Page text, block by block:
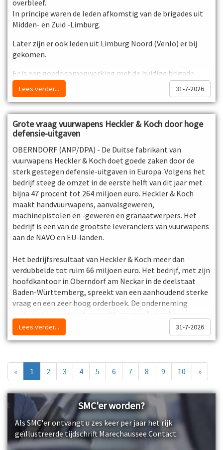
overbleef.
In principe waren de leden afkomstig van de brigades uit
Midden- en Zuid -Limburg.
Later zijn er ook leden uit Limburg Noord (Venlo) er bij
gekomen.
Er is een goede samenwerking met de huidige brigade
Limburg en met name de BC en BA zijn voor ons vaste
aanspreek punten.
- De reünie wordt gehouden op de brigade Limburg.
Datum: zaterdag 5 september 2026
Adres: Vliegveldweg 52, 6199 AD Maastricht Airport.
Opgave kan tot en met 01-08-2026 bij:
jheus1958@gmail.com
Bron: John Heus
Lees verder... 31-7-2026
Grote vraag vuurwapens Heckler & Koch door hoge
defensie-uitgaven
OBERNDORF (ANP/DPA) - De Duitse fabrikant van
vuurwapens Heckler & Koch doet goede zaken door de
sterk gestegen defensie-uitgaven in Europa. Volgens het
bedrijf steeg de omzet in de eerste helft van dit jaar met
bijna 47 procent tot 264 miljoen euro. Heckler & Koch
maakt handvuurwapens, aanvalsgeweren,
machinepistolen en -geweren en granaatwerpers. Het
bedrijf is een van de grootste leveranciers van vuurwapens
aan de NAVO en EU-landen.
Het bedrijfsresultaat van Heckler & Koch meer dan
verdubbelde tot ruim 66 miljoen euro. Het bedrijf, met zijn
hoofdkantoor in Oberndorf am Neckar in de deelstaat
Baden-Württemberg, spreekt van een aanhoudend sterke
vraag en een zeer hoog orderboek. De onderneming
verhoogt haar omzetverwachting voor het gehele jaar nu
aanzienlijk. Het bedrijf levert ook wapens aan de civiele
markt.
speciale eenheden van het Nederlandse leger maken
gebruik van het aanvalswapen HK416A5 van de firma. De
Koninklijke Marechaussee heeft ook wapens van Heckler &
Bron: Welingelichte Kringen
Lees verder... 31-7-2026
« 1 2 3 4 5 6 7 8 9 10 »
SMC'er worden?
Als SMC'er ontvangt u zes keer per jaar het rijk
geïllustreerde tijdschrift Marechaussee Contact.